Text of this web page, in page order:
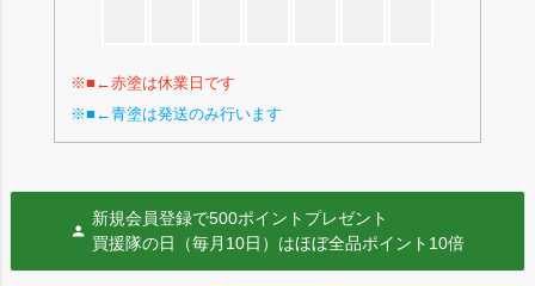
※■←赤塗は休業日です
※■←青塗は発送のみ行います
新規会員登録で500ポイントプレゼント
買援隊の日（毎月10日）はほぼ全品ポイント10倍